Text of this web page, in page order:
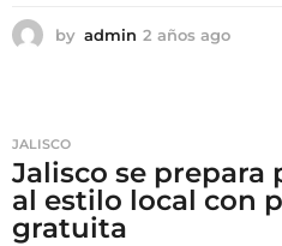
by admin 2 años ago
g
o
JALISCO
Jalisco se prepara
al estilo local con
gratuita